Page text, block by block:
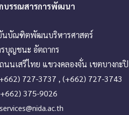
บรรณสารการพัฒนา
นบัณฑิตพัฒนบริหารศาสตร์
รบุญชนะ อัตถากร
นนเสรีไทย แขวงคลองจั่น เขตบางกะ
727-3737 , (+662) 727-3743
375-9026
services@nida.ac.th